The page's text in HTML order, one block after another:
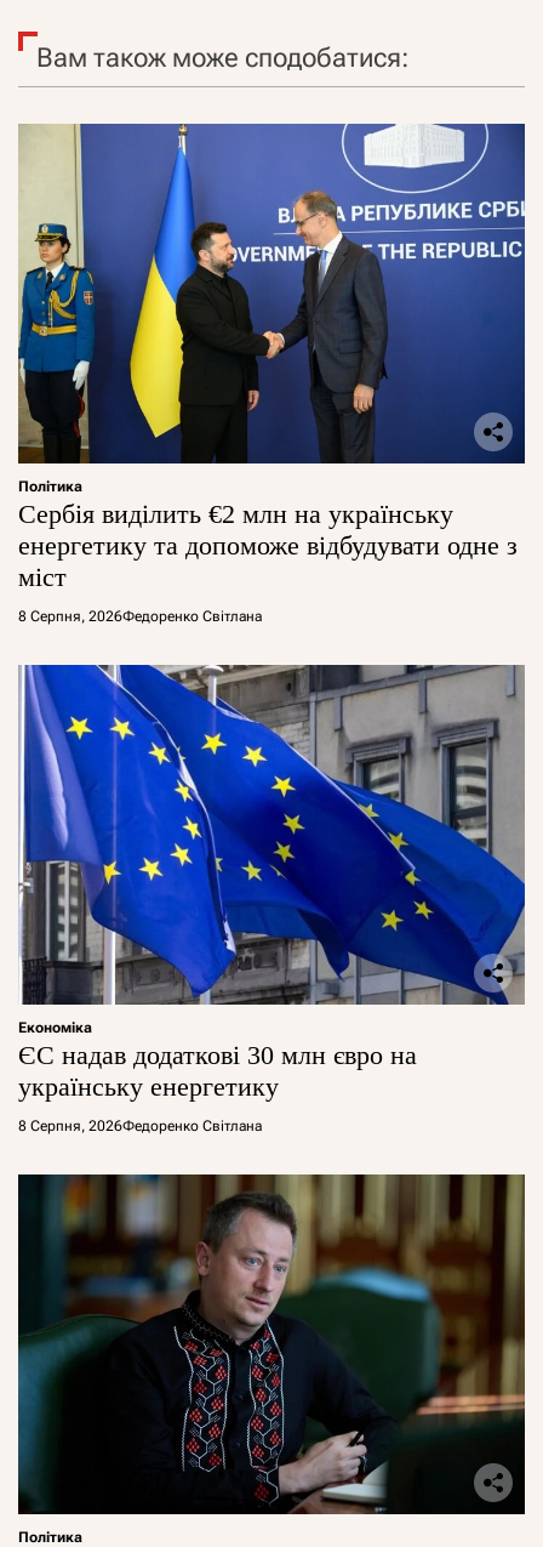
Вам також може сподобатися:
Політика
Сербія виділить €2 млн на українську
енергетику та допоможе відбудувати одне з
міст
8 Серпня, 2026Федоренко Світлана
Економіка
ЄС надав додаткові 30 млн євро на
українську енергетику
8 Серпня, 2026Федоренко Світлана
Політика